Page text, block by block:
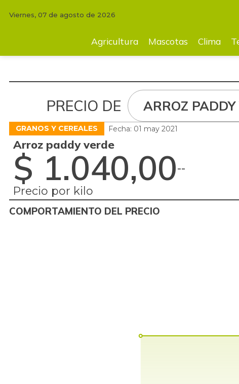
Mascotas Clima Tecnología
Viernes, 07 de agosto de 2026
Agricultura Mascotas Clima
PRECIO DE ARROZ PADDY
GRANOS Y CEREALES Fecha: 01 may 2021
Arroz paddy verde
$ 1.040,00--
Precio por kilo
COMPORTAMIENTO DEL PRECIO